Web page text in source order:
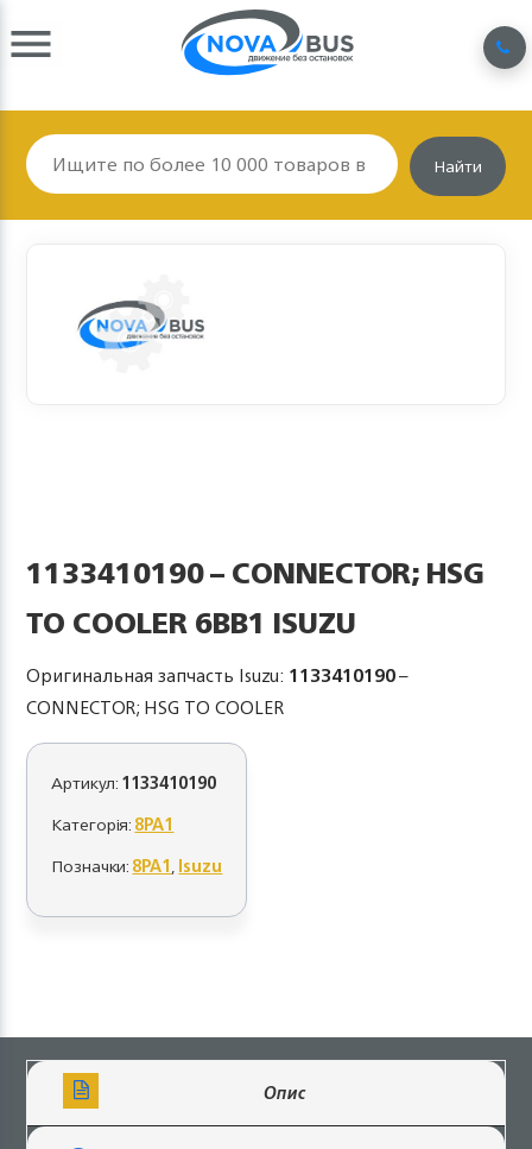
Найти
1133410190 – CONNECTOR; HSG
TO COOLER 6BB1 ISUZU
Оригинальная запчасть Isuzu: 1133410190–
CONNECTOR; HSG TO COOLER
Артикул:1133410190
Категорія:8PA1
Позначки:8PA1,Isuzu
Опис